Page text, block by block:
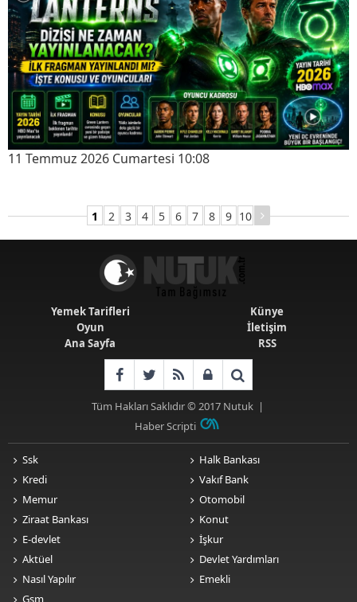
11 Temmuz 2026 Cumartesi 10:08
1 2 3 4 5 6 7 8 9 10
Yemek Tarifleri
Oyun
Ana Sayfa
Künye
İletişim
RSS
Tüm Hakları Saklıdır © 2017 Nutuk|
Haber Scripti
Ssk
Kredi
Memur
Ziraat Bankası
E-devlet
Aktüel
Nasıl Yapılır
Gsm
Halk Bankası
Vakıf Bank
Otomobil
Konut
İşkur
Devlet Yardımları
Emekli